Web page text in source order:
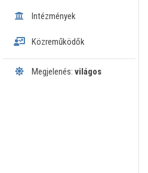
Intézmények
Közreműködők
Megjelenés: világos